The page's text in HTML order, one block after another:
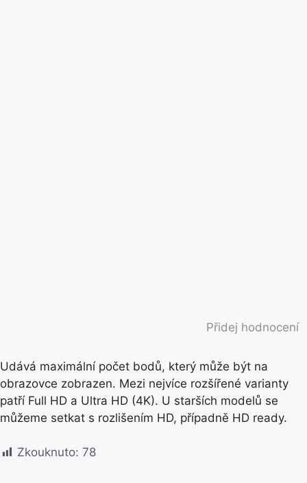
Přidej hodnocení
Udává maximální počet bodů, který může být na
obrazovce zobrazen. Mezi nejvíce rozšířené varianty
patří Full HD a Ultra HD (4K). U starších modelů se
můžeme setkat s rozlišením HD, případně HD ready.
Zkouknuto: 78